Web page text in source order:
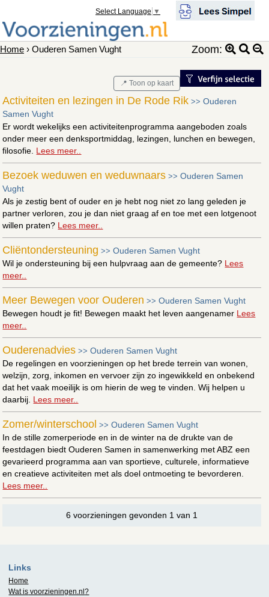
Select Language ▼
Home › Ouderen Samen Vught Zoom:
📍 Toon op kaart
Activiteiten en lezingen in De Rode Rik >>Ouderen
Samen Vught
Er wordt wekelijks een activiteitenprogramma aangeboden zoals
onder meer een denksportmiddag, lezingen, lunchen en bewegen,
filosofie. Lees meer..
Bezoek weduwen en weduwnaars >>Ouderen Samen
Vught
Als je zestig bent of ouder en je hebt nog niet zo lang geleden je
partner verloren, zou je dan niet graag af en toe met een lotgenoot
willen praten? Lees meer..
Cliëntondersteuning >>Ouderen Samen Vught
Wil je ondersteuning bij een hulpvraag aan de gemeente? Lees
meer..
Meer Bewegen voor Ouderen >>Ouderen Samen Vught
Bewegen houdt je fit! Bewegen maakt het leven aangenamer Lees
meer..
Ouderenadvies >>Ouderen Samen Vught
De regelingen en voorzieningen op het brede terrein van wonen,
welzijn, zorg, inkomen en vervoer zijn zo ingewikkeld en onbekend
dat het vaak moeilijk is om hierin de weg te vinden. Wij helpen u
daarbij. Lees meer..
Zomer/winterschool >>Ouderen Samen Vught
In de stille zomerperiode en in de winter na de drukte van de
feestdagen biedt Ouderen Samen in samenwerking met ABZ een
gevarieerd programma aan van sportieve, culturele, informatieve
en creatieve activiteiten met als doel ontmoeting te bevorderen.
Lees meer..
6 voorzieningen gevonden 1 van 1
Links
Home
Wat is voorzieningen.nl?